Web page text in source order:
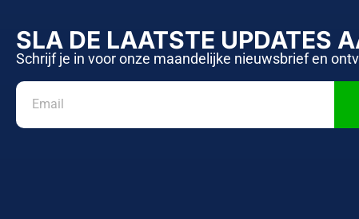
SLA DE LAATSTE UPDATES
Schrijf je in voor onze maandelijke nieuwsbrief en